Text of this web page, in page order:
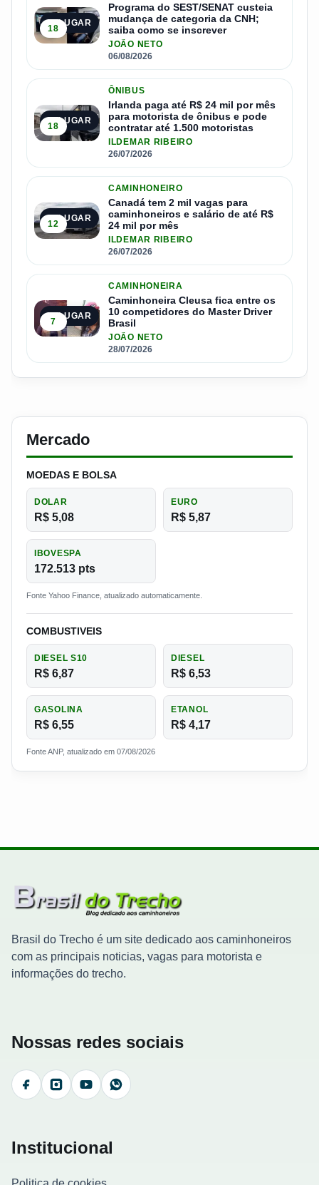
2º LUGAR
18
Programa do SEST/SENAT custeia
mudança de categoria da CNH;
saiba como se inscrever
JOÃO NETO
06/08/2026
3º LUGAR
18
ÔNIBUS
Irlanda paga até R$ 24 mil por mês
para motorista de ônibus e pode
contratar até 1.500 motoristas
ILDEMAR RIBEIRO
26/07/2026
4º LUGAR
12
CAMINHONEIRO
Canadá tem 2 mil vagas para
caminhoneiros e salário de até R$
24 mil por mês
ILDEMAR RIBEIRO
26/07/2026
5º LUGAR
7
CAMINHONEIRA
Caminhoneira Cleusa fica entre os
10 competidores do Master Driver
Brasil
JOÃO NETO
28/07/2026
Mercado
MOEDAS E BOLSA
DOLAR
R$ 5,08
EURO
R$ 5,87
IBOVESPA
172.513 pts
Fonte Yahoo Finance, atualizado automaticamente.
COMBUSTIVEIS
DIESEL S10
R$ 6,87
DIESEL
R$ 6,53
GASOLINA
R$ 6,55
ETANOL
R$ 4,17
Fonte ANP, atualizado em 07/08/2026
Brasil do Trecho é um site dedicado aos caminhoneiros
com as principais noticias, vagas para motorista e
informações do trecho.
Nossas redes sociais
FacebookInstagramYouTubeWhatsApp
Institucional